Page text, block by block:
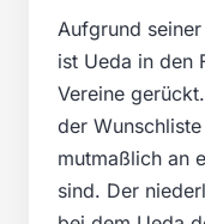
Aufgrund
ist Ueda in den
Vereine
der
mutmaßlich an
sind. Der